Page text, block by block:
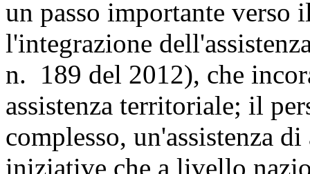
un passo importante verso
l'integrazione
n. 189 del 2012), che
assistenza territoriale; il
complesso, un'assistenza
iniziative che a livello